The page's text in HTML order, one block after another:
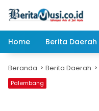
Home
Berita Daerah
Beranda Berita Daerah
Palembang